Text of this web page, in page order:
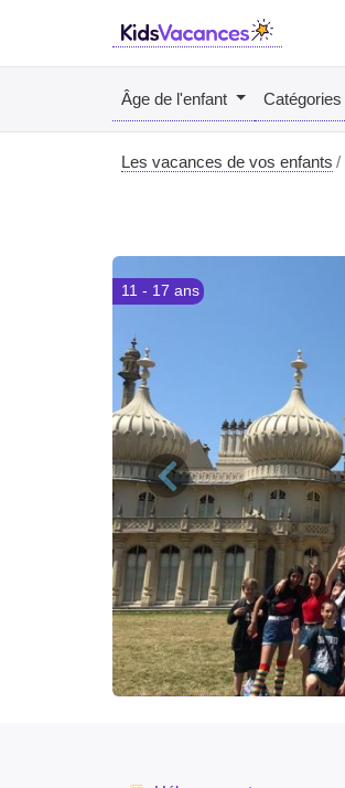
Âge de l'enfant Catégories
Les vacances de vos enfants
11 - 17 ans